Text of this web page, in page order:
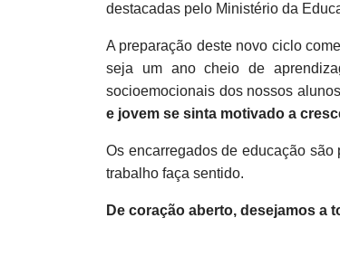
destacadas pelo Ministério da
A preparação deste novo ciclo
seja um ano cheio de
socioemocionais dos nossos
e jovem se sinta motivado a
Os encarregados de educação
trabalho faça sentido.
De coração aberto, desejamos a